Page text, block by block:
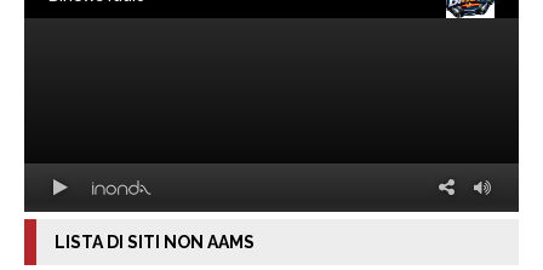
LISTA DI SITI NON AAMS